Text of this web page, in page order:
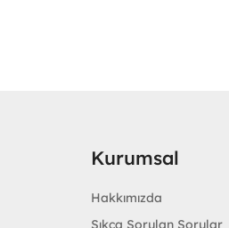
Kurumsal
Hakkımızda
Sıkça Sorulan Sorular